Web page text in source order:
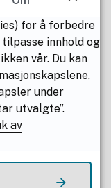
for å forbedre
innhold og
vår. Du kan
under
utvalgte”.
av